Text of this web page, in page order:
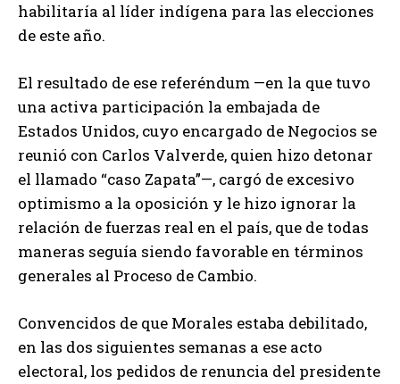
habilitaría al líder indígena para las elecciones
de este año.
El resultado de ese referéndum —en la que tuvo
una activa participación la embajada de
Estados Unidos, cuyo encargado de Negocios se
reunió con Carlos Valverde, quien hizo detonar
el llamado “caso Zapata”—, cargó de excesivo
optimismo a la oposición y le hizo ignorar la
relación de fuerzas real en el país, que de todas
maneras seguía siendo favorable en términos
generales al Proceso de Cambio.
Convencidos de que Morales estaba debilitado,
en las dos siguientes semanas a ese acto
electoral, los pedidos de renuncia del presidente